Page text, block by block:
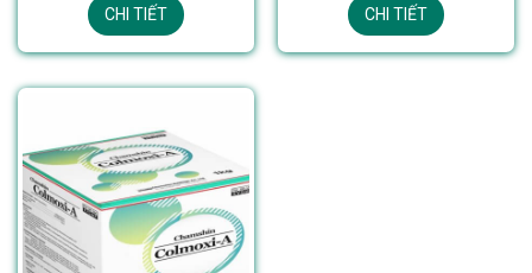
CHI TIẾT CHI TIẾT